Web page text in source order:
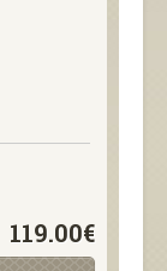
119.00€